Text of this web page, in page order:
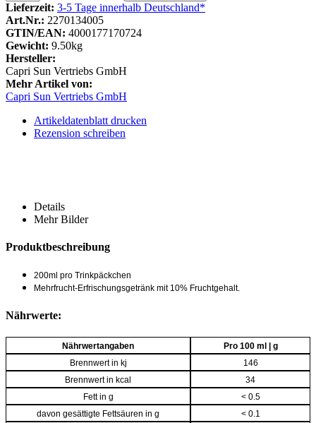
Lieferzeit: 3-5 Tage innerhalb Deutschland*
Art.Nr.: 2270134005
GTIN/EAN: 4000177170724
Gewicht: 9.50kg
Hersteller:
Capri Sun Vertriebs GmbH
Mehr Artikel von:
Capri Sun Vertriebs GmbH
Artikeldatenblatt drucken
Rezension schreiben
Details
Mehr Bilder
Produktbeschreibung
200ml pro Trinkpäckchen
Mehrfrucht-Erfrischungsgetränk mit 10% Fruchtgehalt.
Nährwerte:
Nährwertangaben
Pro 100 ml | g
Brennwert in kj
146
Brennwert in kcal
34
Fett in g
< 0.5
davon gesättigte Fettsäuren in g
< 0.1